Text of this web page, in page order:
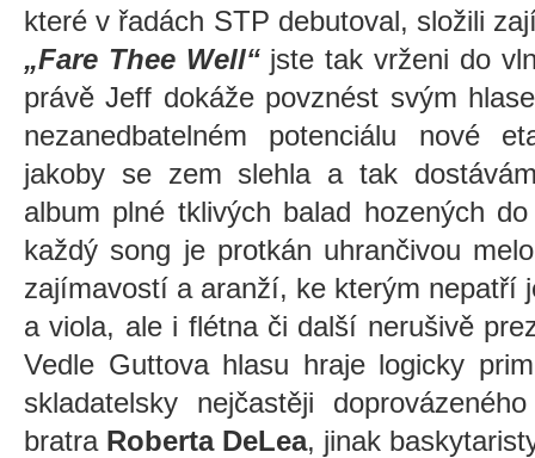
které v řadách STP debutoval, složili
„Fare Thee Well“jste tak vrženi do
právě Jeff dokáže povznést svým
nezanedbatelném potenciálu nové
jakoby se zem slehla a tak
album plné tklivých balad hozených
každý song je protkán uhrančivou
zajímavostí a aranží, ke kterým nepatří
a viola, ale i flétna či další nerušivě
Vedle Guttova hlasu hraje logicky
skladatelsky nejčastěji
bratra Roberta DeLea, jinak